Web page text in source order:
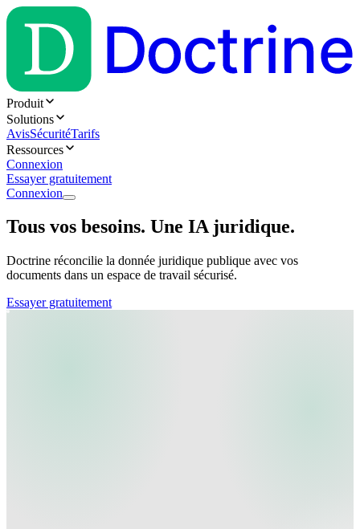
Produit
Solutions
AvisSécuritéTarifs
Ressources
Connexion
Essayer gratuitement
Connexion
Tous vos besoins. Une IA juridique.
Doctrine réconcilie la donnée juridique publique avec vos
documents dans un espace de travail sécurisé.
Essayer gratuitement